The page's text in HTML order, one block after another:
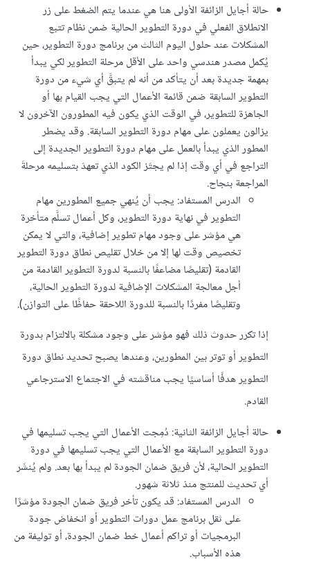
حالة أجايل الزائفة الأولى هنا هي عندما يتم الضغط على زر
الانطلاق الفعلي في دورة التطوير الحالية ضمن نظام تتبع
المشكلات عند حلول اليوم الثالث من برنامج دورة التطوير، حين
يُكمل مصدر هندسي واحد على الأقل مرحلة التطوير لكي يبدأ
بمهمة جديدة بعد أن يتأكد من أنه لم يتبقَّ أي شيء من دورة
التطوير السابقة ضمن قائمة الأعمال التي يجب القيام بها أو
الجاهزة للتطوير، في الوقت الذي يكون فيه المطورون الآخرون لا
يزالون يعملون على مهام دورة التطوير السابقة. وقد يضطر
المطور الذي يبدأ بالعمل على مهام دورة التطوير الجديدة إلى
التراجع في أي وقت إذا لم يجتَز الكود الذي تعهدَ بتسليمه مرحلةَ
المراجعة بنجاح.
الدرس المستفاد: يجب أن يُنهي جميع المطورين مهام
التطوير في نهاية دورة التطوير، وكل أعمال تسلَّم متأخرة
هي مؤشر على وجود مهام تطوير إضافية، والتي لا يمكن
تخصيص وقت لها إلا من خلال تقليص نطاق دورة التطوير
القادمة (تقليصًا مضاعفًا بالنسبة لدورة التطوير القادمة من
أجل معالجة المشكلات الإضافية لدورة التطوير الحالية،
وتقليصًا مفردًا بالنسبة للدورة اللاحقة حفاظًا على التوازن).
إذا تكرر حدوث ذلك فهو مؤشر على وجود مشكلة بالالتزام بدورة
التطوير أو توتر بين المطورين، وعندها يصبح تحديد نطاق دورة
التطوير هدفًا أساسيًا يجب مناقشته في الاجتماع الاسترجاعي
القادم.
حالة أجايل الزائفة الثانية: دُمِجت الأعمال التي يجب تسليمها في
دورة التطوير السابقة مع الأعمال التي يجب تسليمها في دورة
التطوير الحالية، لأن فريق ضمان الجودة لم يبدأ بها بعد. ولم يُنشَر
أي تحديث للمنتج منذ ثلاثة شهور.
الدرس المستفاد: قد يكون تأخر فريق ضمان الجودة مؤشرًا
على ثقل برنامج عمل دورات التطوير أو انخفاض جودة
البرمجيات أو تراكم أعمال خط ضمان الجودة، أو توليفة من
هذه الأسباب.